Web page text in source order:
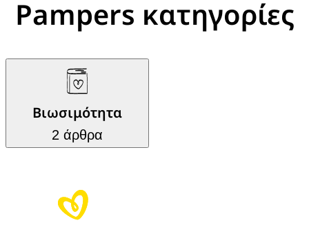
Pampers κατηγορίες
Βιωσιμότητα
2 άρθρα